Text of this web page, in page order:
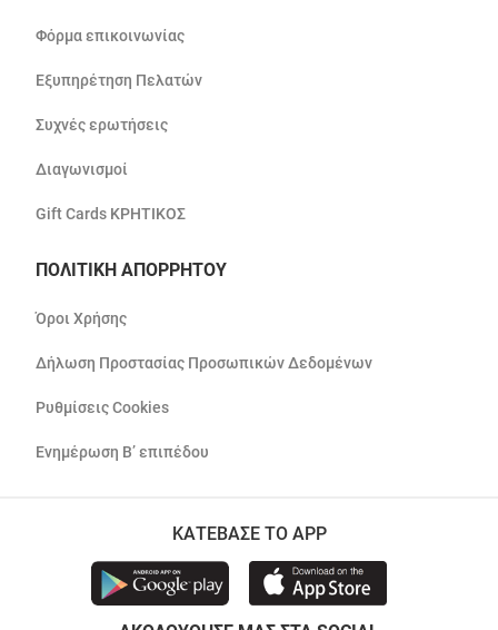
Φόρμα επικοινωνίας
Εξυπηρέτηση Πελατών
Συχνές ερωτήσεις
Διαγωνισμοί
Gift Cards ΚΡΗΤΙΚΟΣ
ΠΟΛΙΤΙΚΗ ΑΠΟΡΡΗΤΟΥ
Όροι Χρήσης
Δήλωση Προστασίας Προσωπικών Δεδομένων
Ρυθμίσεις Cookies
Ενημέρωση Β’ επιπέδου
ΚΑΤΕΒΑΣΕ ΤΟ APP